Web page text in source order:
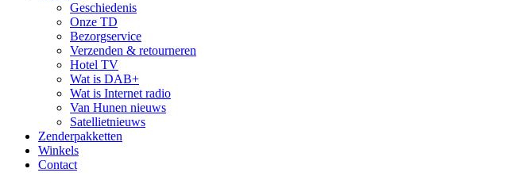
Geschiedenis
Onze TD
Bezorgservice
Verzenden & retourneren
Hotel TV
Wat is DAB+
Wat is Internet radio
Van Hunen nieuws
Satellietnieuws
Zenderpakketten
Winkels
Contact